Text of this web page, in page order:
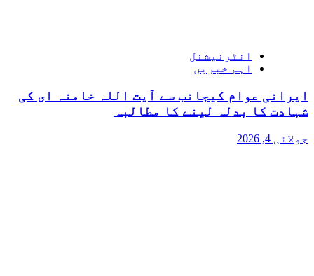
انٹرنیشنل
اہم خبریں
ایرانی عوام کیجانب سے آیت اللہ خامنہ ای کی
شہادت کا بدلہ لینے کا مطالبہ
جولائی 4, 2026